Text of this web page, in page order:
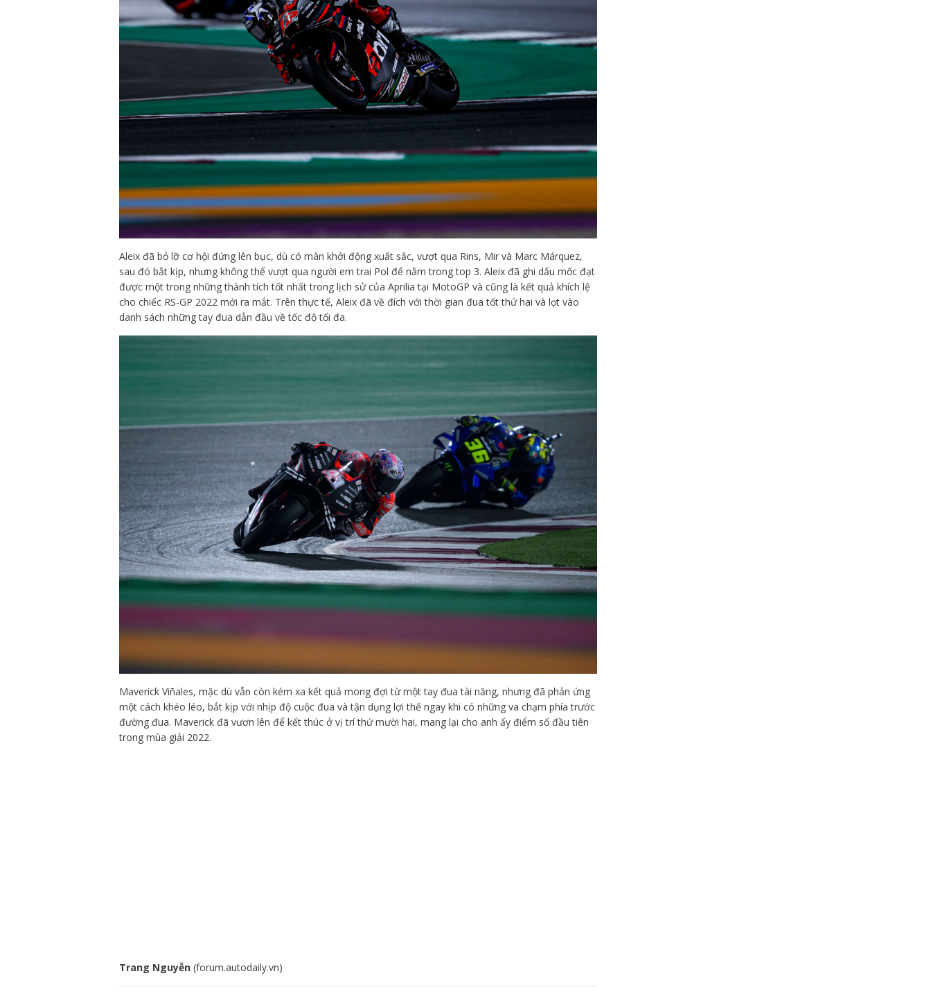
Aleix đã bỏ lỡ cơ hội đứng lên bục, dù có màn khởi động xuất sắc, vượt qua Rins, Mir và Marc Márquez,
sau đó bắt kịp, nhưng không thể vượt qua người em trai Pol để nằm trong top 3. Aleix đã ghi dấu mốc đạt
được một trong những thành tích tốt nhất trong lịch sử của Aprilia tại MotoGP và cũng là kết quả khích lệ
cho chiếc RS-GP 2022 mới ra mắt. Trên thực tế, Aleix đã về đích với thời gian đua tốt thứ hai và lọt vào
danh sách những tay đua dẫn đầu về tốc độ tối đa.
Maverick Viñales, mặc dù vẫn còn kém xa kết quả mong đợi từ một tay đua tài năng, nhưng đã phản ứng
một cách khéo léo, bắt kịp với nhịp độ cuộc đua và tận dụng lợi thế ngay khi có những va chạm phía trước
đường đua. Maverick đã vươn lên để kết thúc ở vị trí thứ mười hai, mang lại cho anh ấy điểm số đầu tiên
trong mùa giải 2022.
Trang Nguyễn (forum.autodaily.vn)